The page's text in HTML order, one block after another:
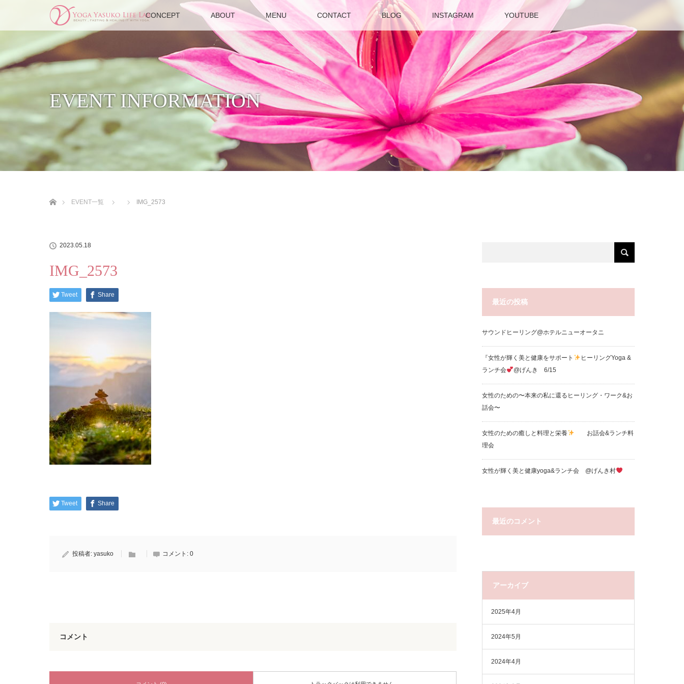
CONCEPT ABOUT MENU CONTACT BLOG INSTAGRAM YOUTUBE
EVENT INFORMATION
EVENT一覧
IMG_2573
2023.05.18
IMG_2573
Tweet Share
Tweet Share
投稿者: yasuko コメント: 0
コメント
最近の投稿
サウンドヒーリング@ホテルニューオータニ
『女性が輝く美と健康をサポート
ヒーリングYoga &
ランチ会
@げんき 6/15
女性のための〜本来の私に還るヒーリング・ワーク&お
話会〜
女性のための癒しと料理と栄養
お話会&ランチ料
理会
女性が輝く美と健康yoga&ランチ会 @げんき村
最近のコメント
アーカイブ
2025年4月
2024年5月
2024年4月